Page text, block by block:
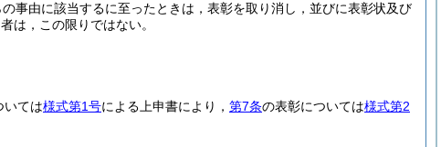
事由に該当するに至ったときは，表彰を取り消し，並びに表彰状及び
は，この限りではない。
いては様式第1号による上申書により， 第7条の表彰については様式第2